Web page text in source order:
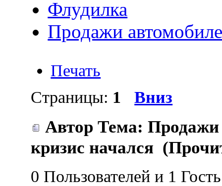
Флудилка
Продажи
Печать
Страницы: 1 Вниз
Автор Тема: Продажи
кризис начался
0 Пользователей и 1